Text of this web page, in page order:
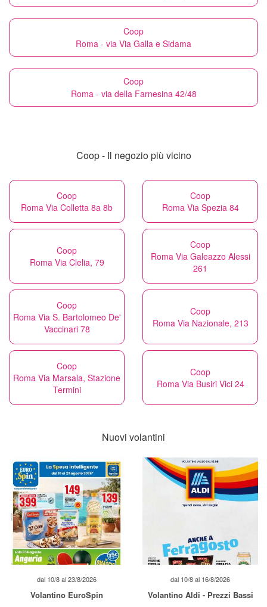
Coop
Roma - via Via Galla e Sidama
Coop
Roma - via della Farnesina 42/48
Coop - Il negozio più vicino
Coop
Roma Via Colletta 8a 8b
Coop
Roma Via Spezia 84
Coop
Roma Via Clelia, 79
Coop
Roma Via Galeazzo Alessi
261
Coop
Roma Via S. Bartolomeo De'
Vaccinari 78
Coop
Roma Via Nazionale, 213
Coop
Roma Via Marsala, Stazione
Termini
Coop
Roma Via Busiri Vici 24
Nuovi volantini
dal 10/8 al 23/8/2026
Volantino EuroSpin
dal 10/8 al 16/8/2026
Volantino Aldi - Prezzi Bassi